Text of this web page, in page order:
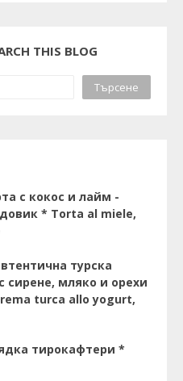
THIS BLOG
с кокос и лайм -
* Torta al miele,
турска
сирене, мляко и орехи
turca allo yogurt,
тирокафтери *